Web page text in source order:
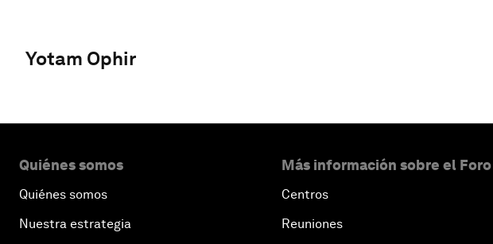
Yotam Ophir
Quiénes somos
Quiénes somos
Nuestra estrategia
Más información sobre el Foro
Centros
Reuniones